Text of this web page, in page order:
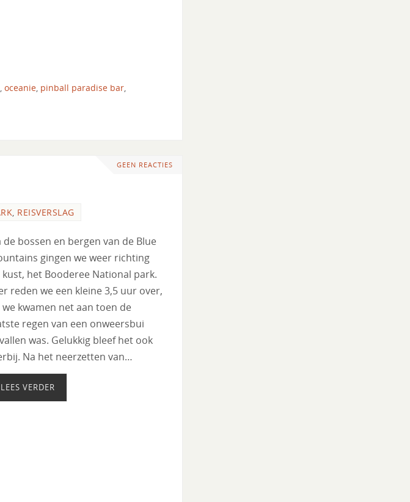
oceanie pinball paradise bar
GEEN REACTIES
, REISVERSLAG
de bossen en bergen van de Blue
gingen we weer richting
kust, het Booderee National park.
reden we een kleine 3,5 uur over,
we kwamen net aan toen de
regen van een onweersbui
was. Gelukkig bleef het ook
Na het neerzetten van…
LEES VERDER